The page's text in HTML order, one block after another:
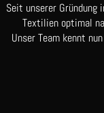
Seit unserer
Textilien optimal
Unser Team kennt